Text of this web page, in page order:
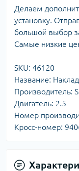
Делаем
установку.
большой выбор
Самые низкие
SKU: 46120
Название:
Производитель:
Двигатель: 2.5
Номер
Кросс-номер: